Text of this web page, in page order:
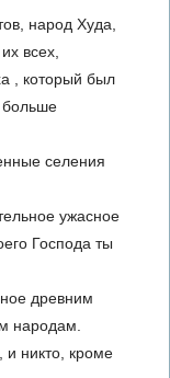
народ Худа,
всех,
, который был
селения
ужасное
Господа ты
древним
народам.
и никто, кроме